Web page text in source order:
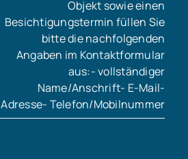
Objekt sowie einen
Besichtigungstermin füllen Sie
bitte die nachfolgenden
Angaben im Kontaktformular
aus:- vollständiger
Name/Anschrift- E-Mail-
Adresse- Telefon/Mobilnummer